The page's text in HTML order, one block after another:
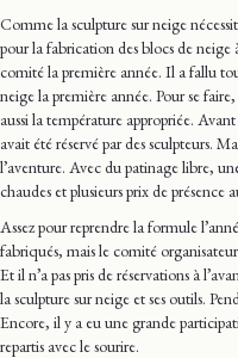
Comme la sculpture sur neige
pour la fabrication des blocs de neige
comité la première année. Il a fallu
neige la première année. Pour se
aussi la température appropriée.
avait été réservé par des sculpteurs.
l’aventure. Avec du patinage libre,
chaudes et plusieurs prix de
Assez pour reprendre la formule
fabriqués, mais le comité
Et il n’a pas pris de réservations à
la sculpture sur neige et ses outils.
Encore, il y a eu une grande
repartis avec le sourire.